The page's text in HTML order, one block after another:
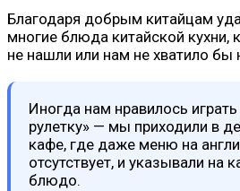
Благодаря добрым китайцам
многие блюда китайской
не нашли или нам не хватило бы
Иногда нам нравилось
рулетку» — мы приходили в
кафе, где даже меню на
отсутствует, и указывали на
блюдо.